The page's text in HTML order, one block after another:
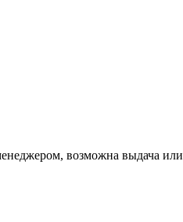
возможна выдача